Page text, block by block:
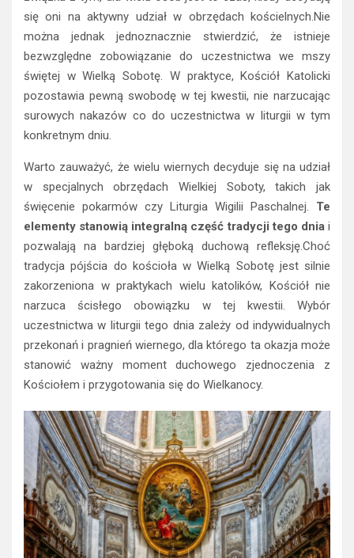
się oni na aktywny udział w obrzędach kościelnych.Nie
można jednak jednoznacznie stwierdzić, że istnieje
bezwzględne zobowiązanie do uczestnictwa we mszy
świętej w Wielką Sobotę. W praktyce, Kościół Katolicki
pozostawia pewną swobodę w tej kwestii, nie narzucając
surowych nakazów co do uczestnictwa w liturgii w tym
konkretnym dniu.
Warto zauważyć, że wielu wiernych decyduje się na udział
w specjalnych obrzędach Wielkiej Soboty, takich jak
święcenie pokarmów czy Liturgia Wigilii Paschalnej. Te
elementy stanowią integralną część tradycji tego dniai
pozwalają na bardziej głęboką duchową refleksję.Choć
tradycja pójścia do kościoła w Wielką Sobotę jest silnie
zakorzeniona w praktykach wielu katolików, Kościół nie
narzuca ścisłego obowiązku w tej kwestii. Wybór
uczestnictwa w liturgii tego dnia zależy od indywidualnych
przekonań i pragnień wiernego, dla którego ta okazja może
stanowić ważny moment duchowego zjednoczenia z
Kościołem i przygotowania się do Wielkanocy.